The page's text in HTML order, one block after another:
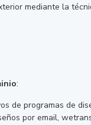
mediante la
:
de programas de
por email,